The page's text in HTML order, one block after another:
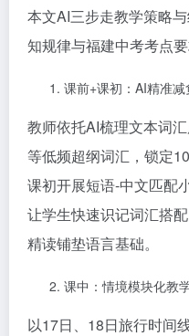
本文AI三步走教学策略
知规律与福建中考考点要
课前+课初：AI精准
教师依托AI梳理文本词
等低频超纲词汇，锁定
课初开展短语-中文匹配
让学生快速识记词汇搭
精读铺垫语言基础。
课中：情境模块化教
以17日、18日旅行时间